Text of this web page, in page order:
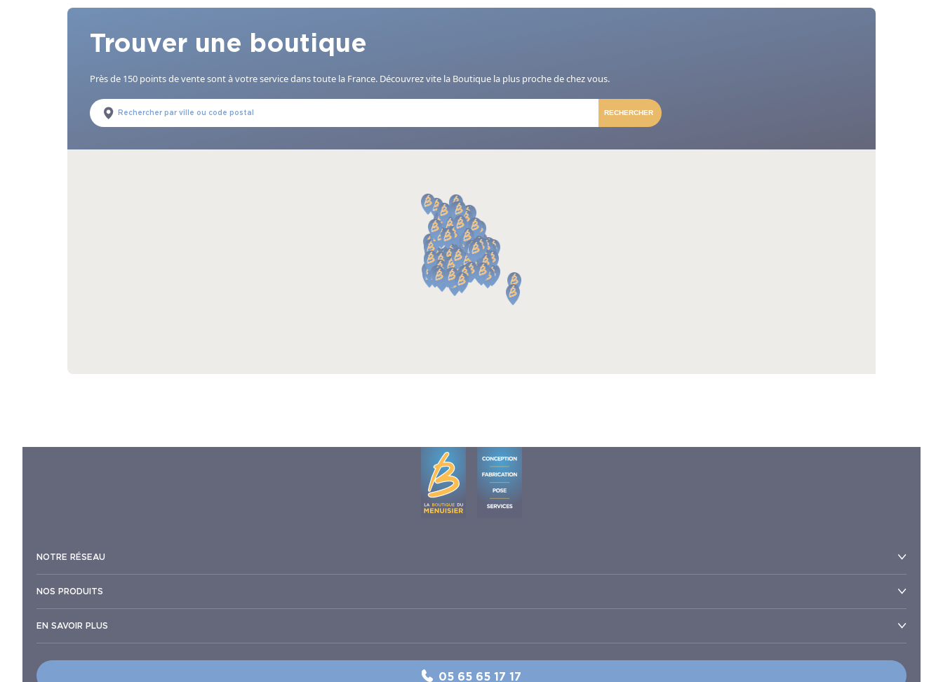
Trouver une boutique
Près de 150 points de vente sont à votre service dans toute la France. Découvrez vite la Boutique la plus proche de chez vous.
RECHERCHER
NOTRE RÉSEAU
NOS PRODUITS
EN SAVOIR PLUS
05 65 65 17 17